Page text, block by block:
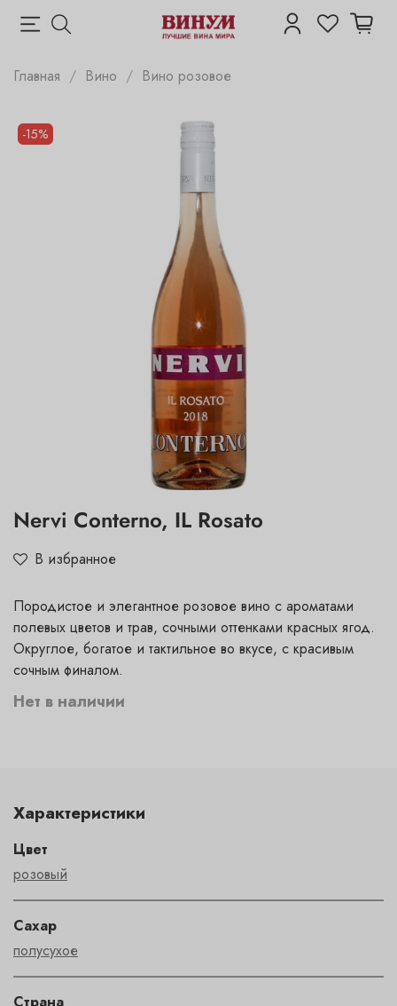
Главная Вино Вино розовое
-15%
Nervi Conterno, IL Rosato
В избранное
Нет в наличии
Породистое и элегантное розовое вино с ароматами
полевых цветов и трав, сочными оттенками красных ягод.
Округлое, богатое и тактильное во вкусе, с красивым
сочным финалом.
Характеристики
Цвет
розовый
Сахар
полусухое